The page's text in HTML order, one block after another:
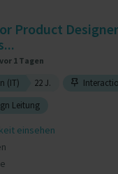
Product Designer
1 Tagen
(IT) 22 J.
Leitung
einsehen